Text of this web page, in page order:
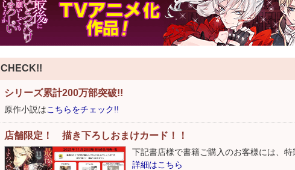
CHECK!!
シリーズ累計200万部突破!!
原作小説はこちらをチェック!!
店舗限定！ 描き下ろしおまけカード！！
下記書店様で書籍ご購入のお客様には、
詳細はこちら